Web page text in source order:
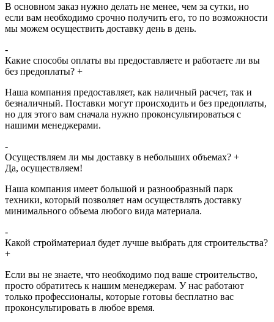
В основном заказ нужно делать не менее, чем за сутки, но
если вам необходимо срочно получить его, то по возможности
мы можем осуществить доставку день в день.
-
Какие способы оплаты вы предоставляете и работаете ли вы
без предоплаты? +
Наша компания предоставляет, как наличный расчет, так и
безналичный. Поставки могут происходить и без предоплаты,
но для этого вам сначала нужно проконсультироваться с
нашими менеджерами.
-
Осуществляем ли мы доставку в небольших объемах? +
Да, осуществляем!
Наша компания имеет большой и разнообразный парк
техники, который позволяет нам осуществлять доставку
минимального объема любого вида материала.
-
Какой стройматериал будет лучше выбрать для строительства?
+
Если вы не знаете, что необходимо под ваше строительство,
просто обратитесь к нашим менеджерам. У нас работают
только профессионалы, которые готовы бесплатно вас
проконсультировать в любое время.